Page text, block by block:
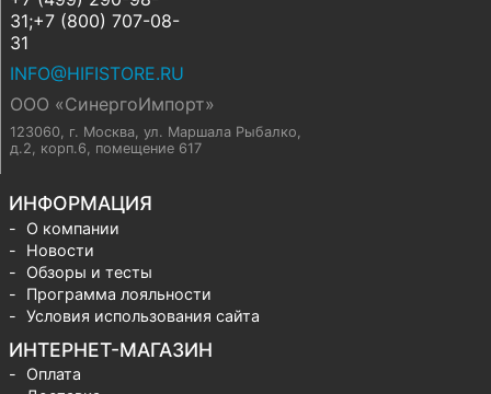
31;+7 (800) 707-08-
31
INFO@HIFISTORE.RU
ООО «СинергоИмпорт»
123060, г. Москва, ул. Маршала Рыбалко,
д.2, корп.6, помещение 617
ИНФОРМАЦИЯ
О компании
Новости
Обзоры и тесты
Программа лояльности
Условия использования сайта
ИНТЕРНЕТ-МАГАЗИН
Оплата